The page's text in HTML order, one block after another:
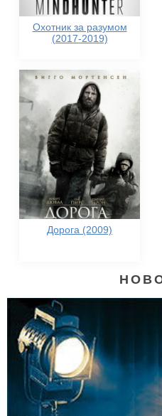
Охотник за разумом
(2017-2019)
Дорога (2009)